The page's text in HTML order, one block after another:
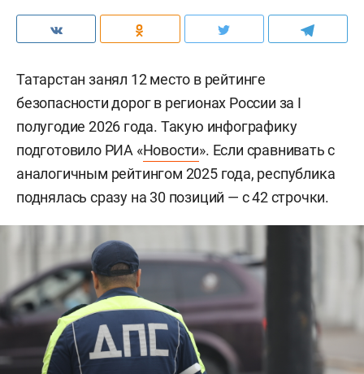
Татарстан занял 12 место в рейтинге
безопасности дорог в регионах России за I
полугодие 2026 года. Такую инфографику
подготовило РИА «Новости». Если сравнивать с
аналогичным рейтингом 2025 года, республика
поднялась сразу на 30 позиций — с 42 строчки.